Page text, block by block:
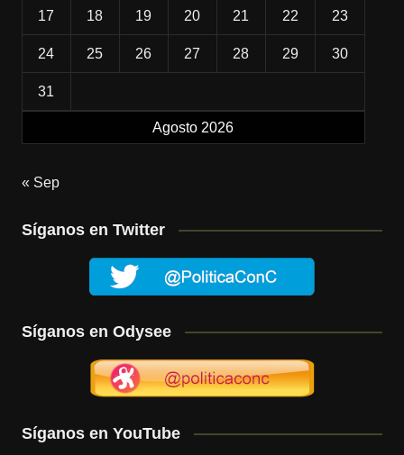
Agosto 2026
17 18 19 20 21 22 23
24 25 26 27 28 29 30
31
« Sep
Síganos en Twitter
Síganos en Odysee
Síganos en YouTube